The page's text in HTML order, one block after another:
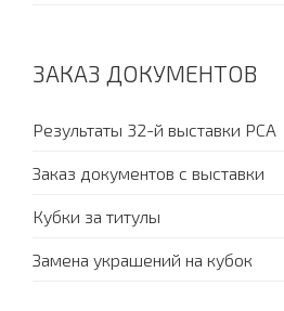
ЗАКАЗ ДОКУМЕНТОВ
Результаты 32-й выставки PCA
Заказ документов с выставки
Кубки за титулы
Замена украшений на кубок